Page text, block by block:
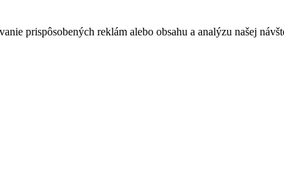
prispôsobených reklám alebo obsahu a analýzu našej